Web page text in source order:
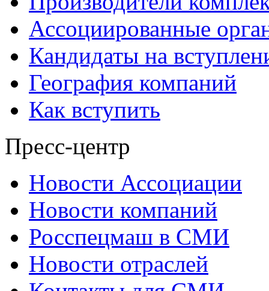
Ассоциированные
Кандидаты на
География компаний
Как вступить
Пресс-центр
Новости Ассоциации
Новости компаний
Росспецмаш в СМИ
Новости отраслей